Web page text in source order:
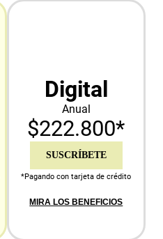
Digital
Anual
$222.800*
SUSCRÍBETE
*Pagando con tarjeta de crédito
MIRA LOS BENEFICIOS